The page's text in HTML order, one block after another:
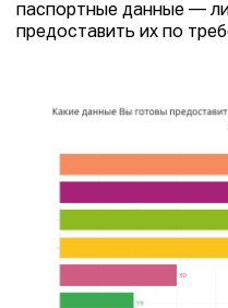
паспортные данные —
предоставить их по